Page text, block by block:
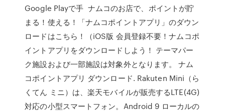
Google Playで手 ナムコのお店で、ポイントが貯
まる！使える！「ナムコポイントアプリ」のダウン
ロードはこちら！（iOS版 会員登録不要！ナムコポ
イントアプリをダウンロードしよう！ テーマパー
ク施設および一部施設は対象外となります。 ナム
コポイントアプリ ダウンロード. Rakuten Mini（ら
くてん ミニ）は、楽天モバイルが販売するLTE(4G)
対応の小型スマートフォン。Android 9 ローカルの